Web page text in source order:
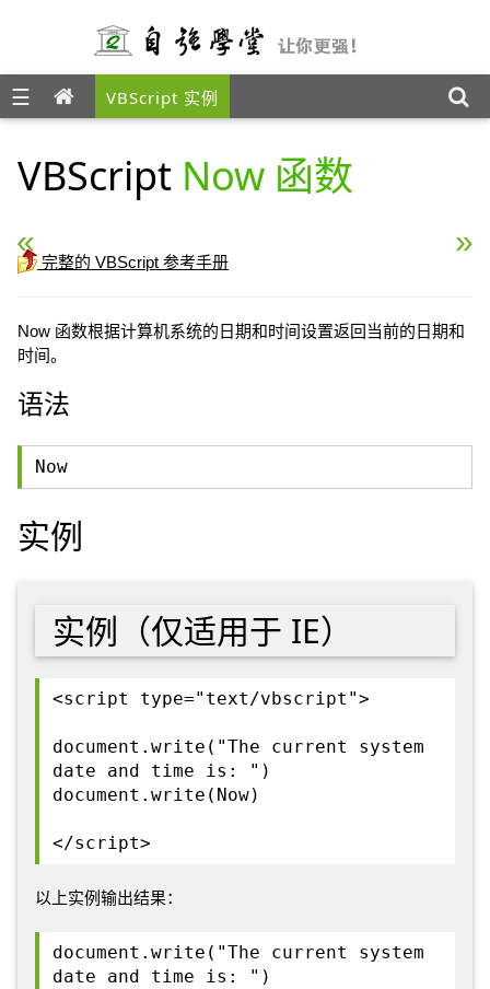
☰ VBScript 实例
VBScript Now 函数
« VBScript MonthName 函数VBScript Second 函数 »
完整的 VBScript 参考手册
Now 函数根据计算机系统的日期和时间设置返回当前的日期和
时间。
语法
Now
实例
实例（仅适用于 IE）
<script type="text/vbscript">
document.write("The current system
date and time is: ")
document.write(Now)
</script>
以上实例输出结果：
document.write("The current system
date and time is: ")